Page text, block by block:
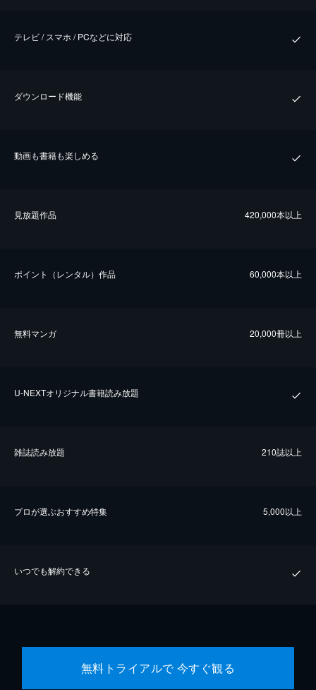
テレビ / スマホ / PCなどに対応
ダウンロード機能
動画も書籍も楽しめる
⾒放題作品 420,000本以上
ポイント（レンタル）作品 60,000本以上
無料マンガ 20,000冊以上
U-NEXTオリジナル書籍読み放題
雑誌読み放題 210誌以上
プロが選ぶおすすめ特集 5,000以上
いつでも解約できる
無料トライアルで 今すぐ観る